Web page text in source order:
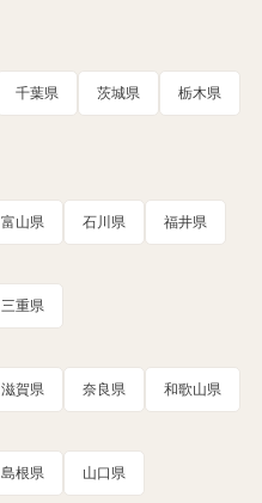
千葉県 茨城県 栃木県
富山県 石川県 福井県
三重県
滋賀県 奈良県 和歌山県
島根県 山口県